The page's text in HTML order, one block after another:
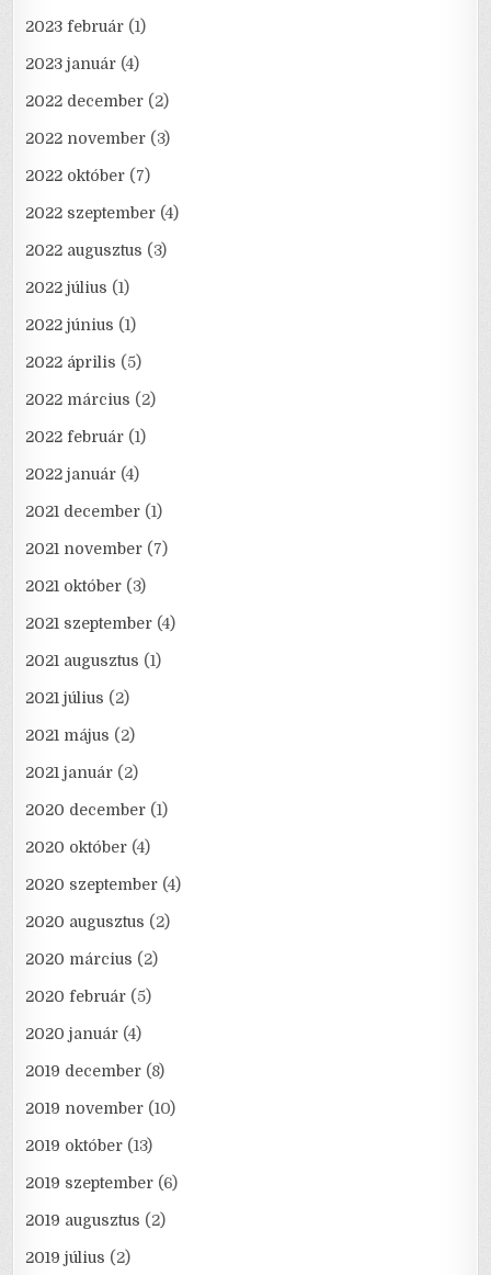
2023 február (1)
2023 január (4)
2022 december (2)
2022 november (3)
2022 október (7)
2022 szeptember (4)
2022 augusztus (3)
2022 július (1)
2022 június (1)
2022 április (5)
2022 március (2)
2022 február (1)
2022 január (4)
2021 december (1)
2021 november (7)
2021 október (3)
2021 szeptember (4)
2021 augusztus (1)
2021 július (2)
2021 május (2)
2021 január (2)
2020 december (1)
2020 október (4)
2020 szeptember (4)
2020 augusztus (2)
2020 március (2)
2020 február (5)
2020 január (4)
2019 december (8)
2019 november (10)
2019 október (13)
2019 szeptember (6)
2019 augusztus (2)
2019 július (2)